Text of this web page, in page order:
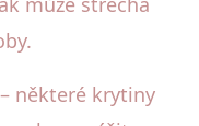
některé krytiny